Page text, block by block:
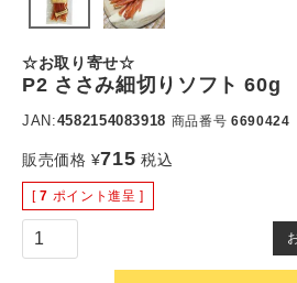
☆お取り寄せ☆
P2 ささみ細切りソフト 60g
JAN:4582154083918 商品番号 6690424
販売価格 ¥715 税込
[ 7 ポイント進呈 ]